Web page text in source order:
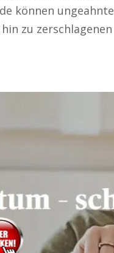
können ungeahnte
zu zerschlagenen